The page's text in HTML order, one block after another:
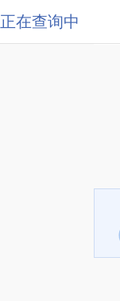
正在查询中